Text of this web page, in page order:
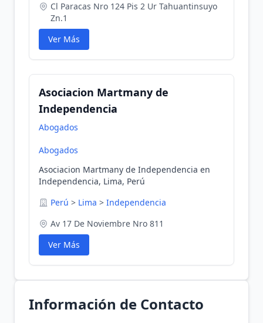
Cl Paracas Nro 124 Pis 2 Ur Tahuantinsuyo
Zn.1
Ver Más
Asociacion Martmany de
Independencia
Abogados
Abogados
Asociacion Martmany de Independencia en
Independencia, Lima, Perú
Perú > Lima > Independencia
Av 17 De Noviembre Nro 811
Ver Más
Información de Contacto